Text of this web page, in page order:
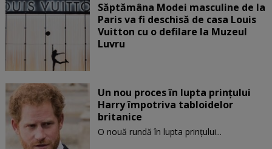
Săptămâna Modei masculine de la
Paris va fi deschisă de casa Louis
Vuitton cu o defilare la Muzeul
Luvru
Un nou proces în lupta prinţului
Harry împotriva tabloidelor
britanice
O nouă rundă în lupta prinţului...